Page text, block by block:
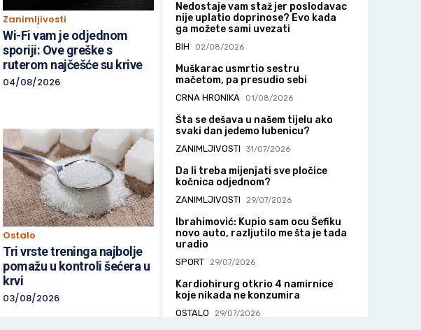
Zanimljivosti
Wi-Fi vam je odjednom
sporiji: Ove greške s
ruterom najčešće su krive
04/08/2026
Ostalo
Tri vrste treninga najbolje
pomažu u kontroli šećera u
krvi
03/08/2026
Nedostaje vam staž jer poslodavac
nije uplatio doprinose? Evo kada
ga možete sami uvezati
BIH 02/08/2026
Muškarac usmrtio sestru
mačetom, pa presudio sebi
CRNA HRONIKA 01/08/2026
Šta se dešava u našem tijelu ako
svaki dan jedemo lubenicu?
ZANIMLJIVOSTI 31/07/2026
Da li treba mijenjati sve pločice
kočnica odjednom?
ZANIMLJIVOSTI 29/07/2026
Ibrahimović: Kupio sam ocu Šefiku
novo auto, razljutilo me šta je tada
uradio
SPORT 29/07/2026
Kardiohirurg otkrio 4 namirnice
koje nikada ne konzumira
OSTALO 29/07/2026